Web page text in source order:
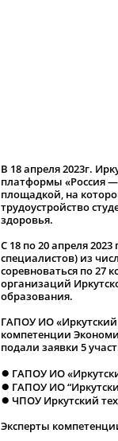
В 18 апреля 2023г.
платформы «Россия
площадкой, на
трудоустройство
здоровья.
С 18 по 20 апреля
специалистов) из
соревноваться по 27
организаций
образования.
ГАПОУ ИО «Иркутский
компетенции
подали заявки 5
● ГАПОУ ИО
● ГАПОУ ИО
● ЧПОУ Иркутский
Эксперты